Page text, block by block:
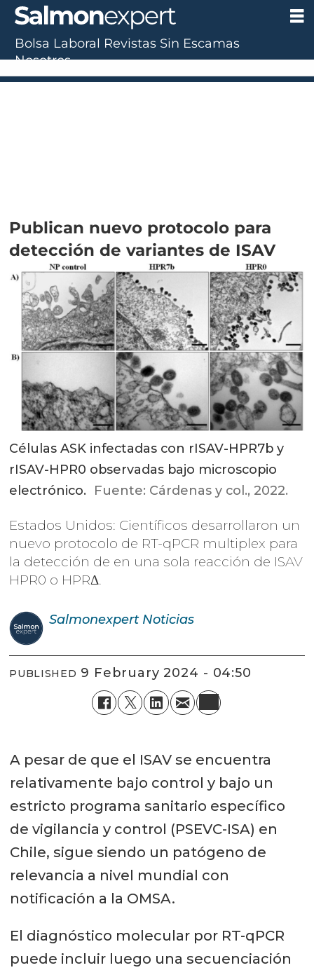
Publican nuevo protocolo para
detección de variantes de ISAV
Células ASK infectadas con rISAV-HPR7b y
rISAV-HPR0 observadas bajo microscopio
electrónico. Fuente: Cárdenas y col., 2022.
Estados Unidos: Científicos desarrollaron un
nuevo protocolo de RT-qPCR multiplex para
la detección de en una sola reacción de ISAV
HPR0 o HPRΔ.
Salmonexpert Noticias
PUBLISHED 9 February 2024 - 04:50
A pesar de que el ISAV se encuentra
relativamente bajo control y bajo un
estricto programa sanitario específico
de vigilancia y control (PSEVC-ISA) en
Chile, sigue siendo un patógeno de
relevancia a nivel mundial con
notificación a la OMSA.
El diagnóstico molecular por RT-qPCR
puede incluir luego una secuenciación
Bolsa Laboral Revistas Sin Escamas
Nosotros